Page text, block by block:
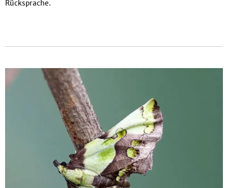
Rücksprache.